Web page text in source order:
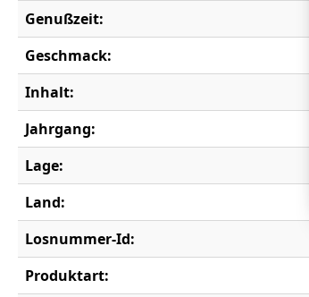
Genußzeit:
Geschmack:
Inhalt:
Jahrgang:
Lage:
Land:
Losnummer-Id:
Produktart: